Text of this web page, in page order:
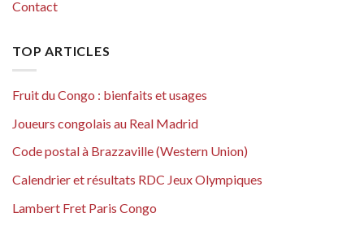
Contact
TOP ARTICLES
Fruit du Congo : bienfaits et usages
Joueurs congolais au Real Madrid
Code postal à Brazzaville (Western Union)
Calendrier et résultats RDC Jeux Olympiques
Lambert Fret Paris Congo